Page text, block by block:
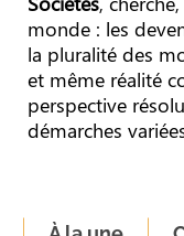
monde : les
la pluralité des
et même réalité
perspective
démarches